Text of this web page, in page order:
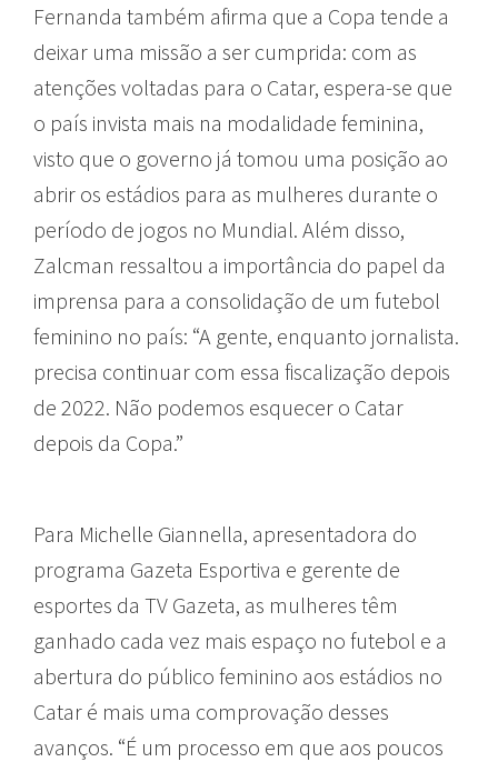
Fernanda também afirma que a Copa tende a
deixar uma missão a ser cumprida: com as
atenções voltadas para o Catar, espera-se que
o país invista mais na modalidade feminina,
visto que o governo já tomou uma posição ao
abrir os estádios para as mulheres durante o
período de jogos no Mundial. Além disso,
Zalcman ressaltou a importância do papel da
imprensa para a consolidação de um futebol
feminino no país: “A gente, enquanto jornalista.
precisa continuar com essa fiscalização depois
de 2022. Não podemos esquecer o Catar
depois da Copa.”
Para Michelle Giannella, apresentadora do
programa Gazeta Esportiva e gerente de
esportes da TV Gazeta, as mulheres têm
ganhado cada vez mais espaço no futebol e a
abertura do público feminino aos estádios no
Catar é mais uma comprovação desses
avanços. “É um processo em que aos poucos